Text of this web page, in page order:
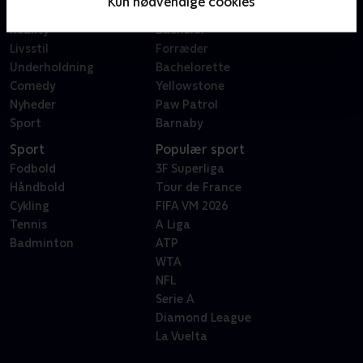
Reality
Livsstil
Underholdning
Comedy
Nyheder
Sport
X Factor
Bachelor
Forræder
Bachelorette
Yellowstone
Paw Patrol
Barnaby
Sport
Fodbold
Håndbold
Cykling
Tennis
Badminton
Populær sport
3F Superliga
Tour de France
FIFA VM 2026
A Liga
ATP
WTA
NFL
Serie A
Diamond League
La Vuelta